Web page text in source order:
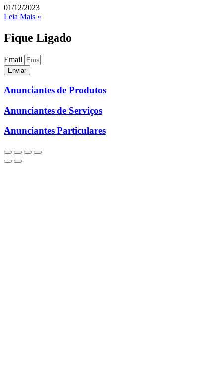
01/12/2023
Leia Mais »
Fique Ligado
Email
Enviar
Anunciantes de Produtos
Anunciantes de Serviços
Anunciantes Particulares